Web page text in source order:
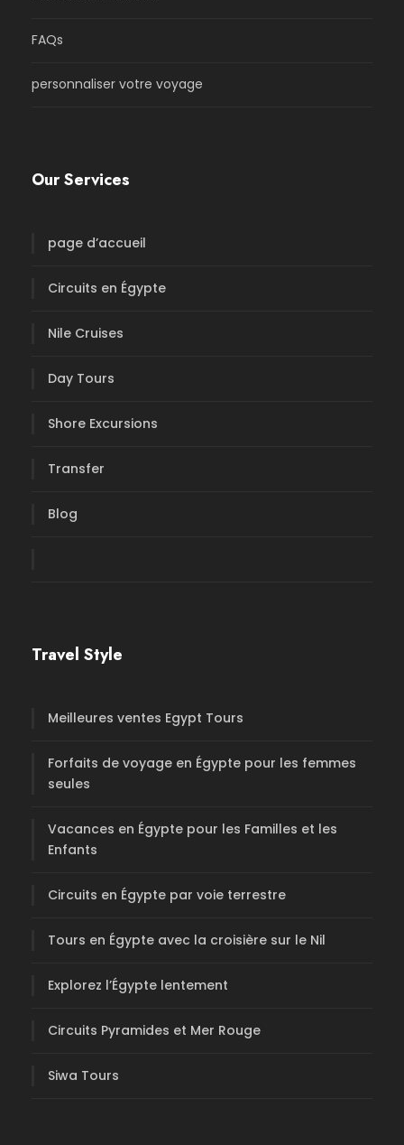
FAQs
personnaliser votre voyage
Our Services
page d’accueil
Circuits en Égypte
Nile Cruises
Day Tours
Shore Excursions
Transfer
Blog
Travel Style
Meilleures ventes Egypt Tours
Forfaits de voyage en Égypte pour les femmes
seules
Vacances en Égypte pour les Familles et les
Enfants
Circuits en Égypte par voie terrestre
Tours en Égypte avec la croisière sur le Nil
Explorez l’Égypte lentement
Circuits Pyramides et Mer Rouge
Siwa Tours